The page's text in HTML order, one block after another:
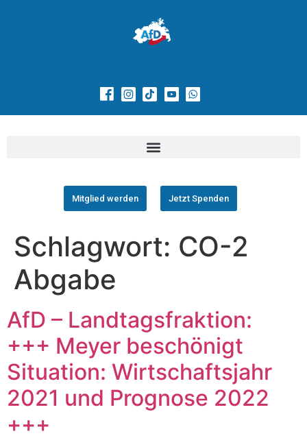
Mitglied werden Jetzt Spenden
Schlagwort: CO-2
Abgabe
AfD – Landtagsfraktion:
+++ Meyer beschönigt
Situation: Wirtschaftsjahr
2021 und Prognose 2022
+++